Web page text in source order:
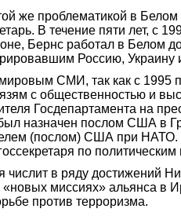
же проблематикой в
В течение пяти лет, с
Бернс работал в Белом
Россию, Украину
СМИ, так как с 1995
с общественностью и
Госдепартамента на
назначен послом США в
(послом) США при
по
в ряду достижений
миссиях» альянса в
против терроризма.